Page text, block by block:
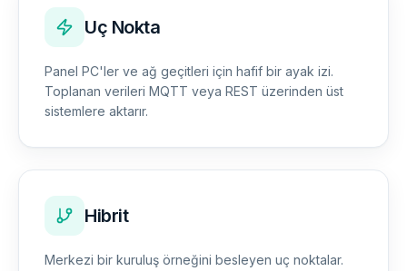
Uç Nokta
Panel PC'ler ve ağ geçitleri için hafif bir ayak izi.
Toplanan verileri MQTT veya REST üzerinden üst
sistemlere aktarır.
Hibrit
Merkezi bir kuruluş örneğini besleyen uç noktalar.